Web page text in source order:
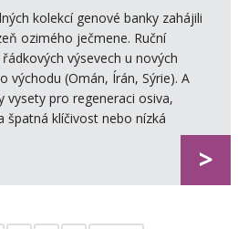
kolekcí genové banky zahájili
ozimého ječmene. Ruční
výsevech u nových
východu (Omán, Írán, Sýrie). A
vysety pro regeneraci osiva,
špatná klíčivost nebo nízká
>